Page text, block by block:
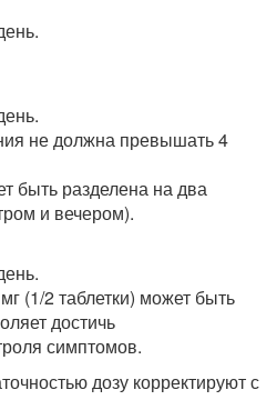
не должна превышать 4
быть разделена на два
и вечером).
(1/2 таблетки) может быть
достичь
симптомов.
дозу корректируют с